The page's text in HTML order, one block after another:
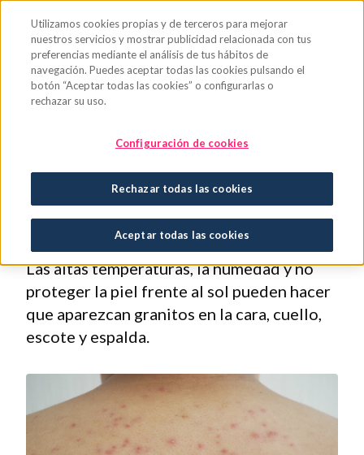
Sudor, granitos y
calor: cómo evitar el
‘acné de verano’
Las altas temperaturas, la humedad y no
proteger la piel frente al sol pueden hacer
que aparezcan granitos en la cara, cuello,
escote y espalda.
Utilizamos cookies propias y de terceros para mejorar
nuestros servicios y mostrar publicidad relacionada con tus
preferencias mediante el análisis de tus hábitos de
navegación. Puedes aceptar todas las cookies pulsando el
botón “Aceptar todas las cookies” o configurarlas o
rechazar su uso.
Configuración de cookies
Rechazar todas las cookies
Aceptar todas las cookies